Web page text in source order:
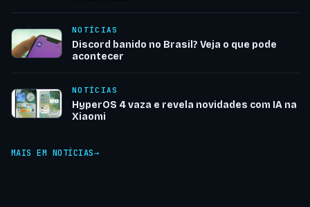
NOTÍCIAS
Discord banido no Brasil? Veja o que pode
acontecer
NOTÍCIAS
HyperOS 4 vaza e revela novidades com IA na
Xiaomi
MAIS EM NOTÍCIAS